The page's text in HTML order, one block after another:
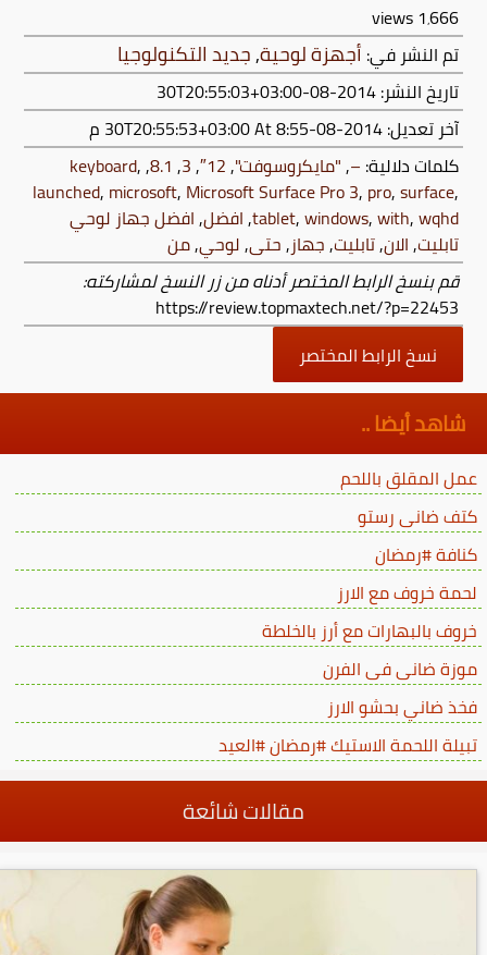
1٬666 views
تم النشر في: أجهزة لوحية,جديد التكنولوجيا
تاريخ النشر: 2014-08-30T20:55:03+03:00
آخر تعديل:2014-08-30T20:55:53+03:00
At 8:55 م
كلمات دلالية: –
,"مايكروسوفت",
12″
,
3
,
8.1
,
keyboard,
launched, microsoft, Microsoft Surface Pro 3, pro,surface,
tablet,windows,with,wqhd
,افضل,افضل جهاز لوحي
تابليت,الان,تابليت,جهاز,حتى,لوحي,من
قم بنسخ الرابط المختصر أدناه من زر النسخ لمشاركته:
https://review.topmaxtech.net/?p=22453
نسخ الرابط المختصر
شاهد أيضا ..
عمل المقلق باللحم
كتف ضانى رستو
كنافة #رمضان
لحمة خروف مع الارز
خروف بالبهارات مع أرز بالخلطة
موزة ضانى فى الفرن
فخذ ضاني بحشو الارز
تبيلة اللحمة الاستيك #رمضان #العيد
مقالات شائعة